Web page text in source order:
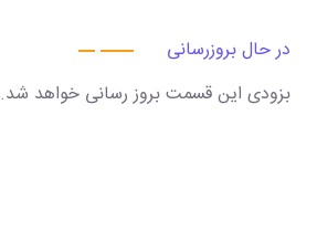
در حال بروزرسانی
بزودی این قسمت بروز رسانی خواهد شد.